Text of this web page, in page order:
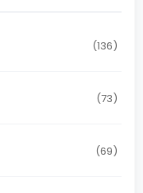
(136)
(73)
(69)